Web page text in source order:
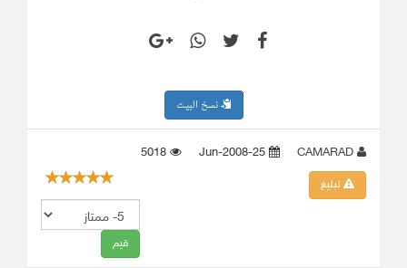
نسخ البيت
تبليغ